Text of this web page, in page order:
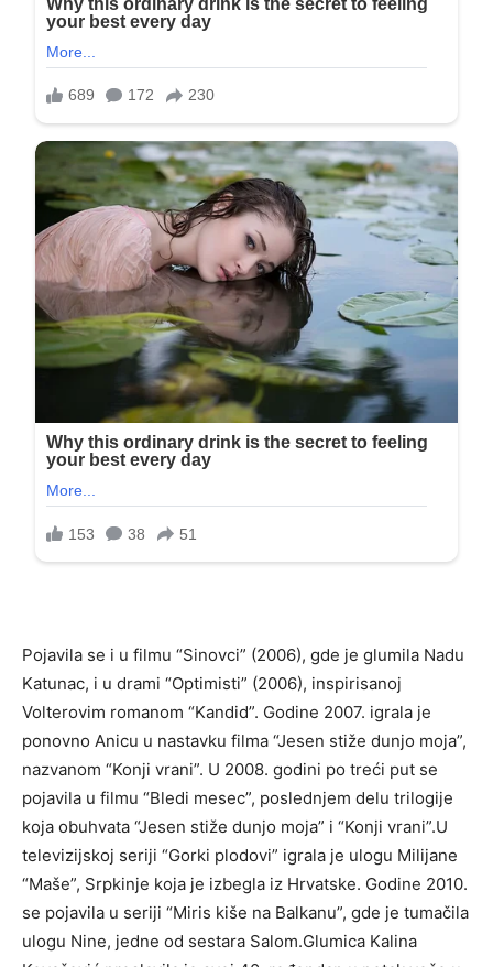
Pojavila se i u filmu “Sinovci” (2006), gde je glumila Nadu
Katunac, i u drami “Optimisti” (2006), inspirisanoj
Volterovim romanom “Kandid”. Godine 2007. igrala je
ponovno Anicu u nastavku filma “Jesen stiže dunjo moja”,
nazvanom “Konji vrani”. U 2008. godini po treći put se
pojavila u filmu “Bledi mesec”, poslednjem delu trilogije
koja obuhvata “Jesen stiže dunjo moja” i “Konji vrani”.U
televizijskoj seriji “Gorki plodovi” igrala je ulogu Milijane
“Maše”, Srpkinje koja je izbegla iz Hrvatske. Godine 2010.
se pojavila u seriji “Miris kiše na Balkanu”, gde je tumačila
ulogu Nine, jedne od sestara Salom.Glumica Kalina